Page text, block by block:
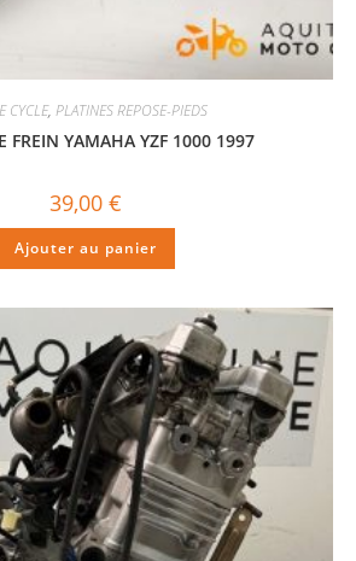
CYCLE, PLATINES REPOSE-PIEDS
FREIN YAMAHA YZF 1000 1997
39,00 €
Ajouter au panier